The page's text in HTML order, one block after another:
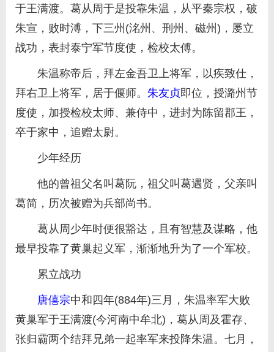
于王满渡。葛从周于是投靠朱温，从平秦宗权，破
朱宣，败时溥，下三州(洺州、刑州、磁州)，屡立
战功，表封泰宁军节度使，检校太傅。
朱温称帝后，拜左金吾卫上将军，以疾致仕，
拜右卫上将军，居于偃师。 朱友贞即位，授潞州节
度使，加授检校太师、兼侍中，进封为陈留郡王，
卒于家中，追赠太尉。
少年经历
他的曾祖父名叫葛阮，祖父叫葛遇贤，父亲叫
葛简，历次被赠为兵部尚书。
葛从周少年时便很豁达，且有智慧及谋略，他
最早投靠了黄巢起义军，渐渐地升为了一个军校。
累立战功
唐僖宗中和四年(884年)三月，朱温率军大败
黄巢军于王满渡(今河南中牟北)，葛从周及霍存、
张归霸两个结拜兄弟一起率军来投降朱温。七月，